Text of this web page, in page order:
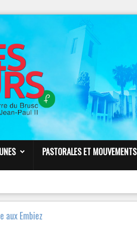
Liens
PASTORALES ET MOUVEMENTS
aux Embiez